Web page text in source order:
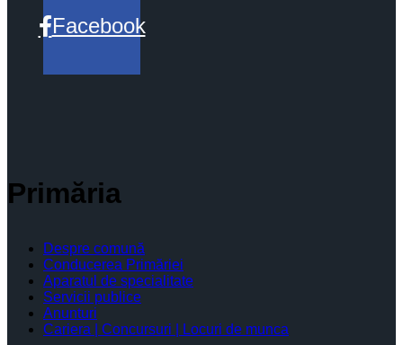
Facebook
Primăria
Despre comună
Conducerea Primăriei
Aparatul de specialitate
Servicii publice
Anunturi
Cariera | Concursuri | Locuri de munca